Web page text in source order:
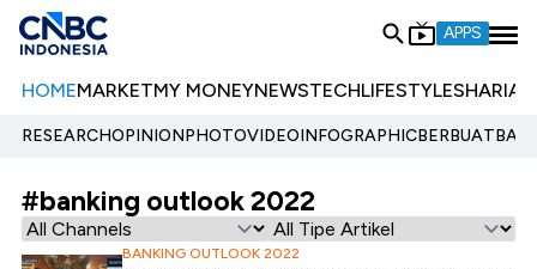
APPS
HOMEMARKETMY MONEYNEWSTECHLIFESTYLESHARIA
RESEARCHOPINIONPHOTOVIDEOINFOGRAPHIC
#banking outlook 2022
BANKING OUTLOOK 2022